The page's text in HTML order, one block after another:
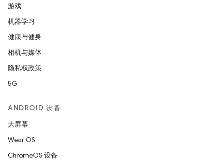
游戏
机器学习
健康与健身
相机与媒体
隐私权政策
5G
ANDROID 设备
大屏幕
Wear OS
ChromeOS 设备